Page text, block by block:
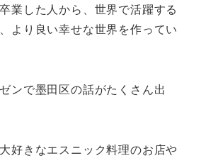
業した人から、世界で活躍する
より良い幸せな世界を作ってい
ンで墨田区の話がたくさん出
好きなエスニック料理のお店や